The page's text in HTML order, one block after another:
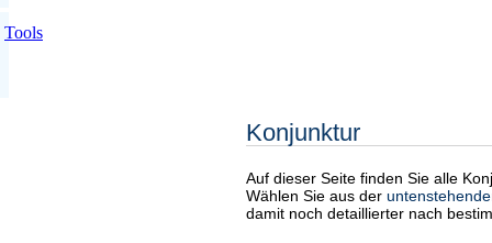
Tools
Konjunktur
Auf dieser Seite finden Sie alle
Wählen Sie aus der
damit noch detaillierter nach